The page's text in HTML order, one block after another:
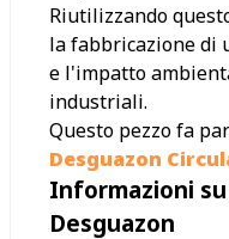
Riutilizzando
la fabbricazione di
e l'impatto
industriali.
Questo pezzo fa
Desguazon
Informazioni
Desguazon